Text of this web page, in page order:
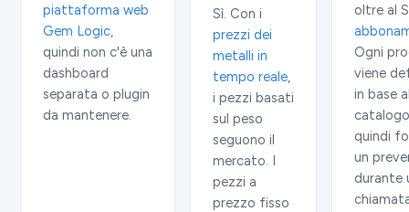
piattaforma web
Gem Logic,
quindi non c'è una
dashboard
separata o plugin
da mantenere.
Sì. Con i
prezzi dei
metalli in
tempo reale,
i pezzi basati
sul peso
seguono il
mercato. I
pezzi a
prezzo fisso
oltre al
Ogni
viene
in base
quindi
un
durante